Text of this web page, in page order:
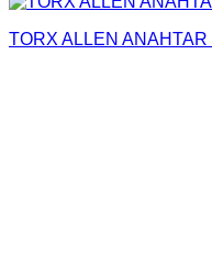
TORX ALLEN